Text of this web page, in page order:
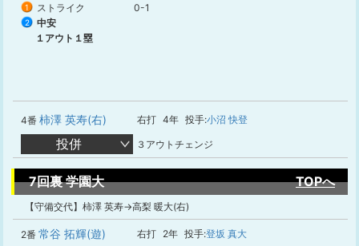
1 ストライク 0-1
2
中安
１アウト１塁
4番 柿澤 英寿(右) 右打 4年 投手:小沼 快登
投併 ３アウトチェンジ
7回裏 学園大 TOPへ
【守備交代】柿澤 英寿→高梨 暖大(右)
2番 常谷 拓輝(遊) 右打 2年 投手:登坂 真大